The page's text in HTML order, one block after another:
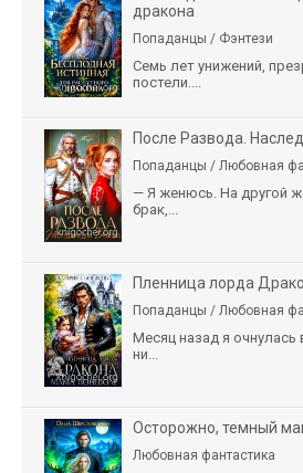
дракона
Попаданцы / Фэнтези
Семь лет унижений,
постели....
После Развода.
Попаданцы / Любовная
— Я женюсь. На другой
брак,...
Пленница лорда
Попаданцы / Любовная
Месяц назад я очнулась
ни...
Осторожно, темный
Любовная фантастика